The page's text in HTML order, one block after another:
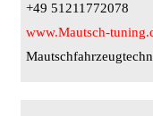
+49 51211772078
www.Mautsch-